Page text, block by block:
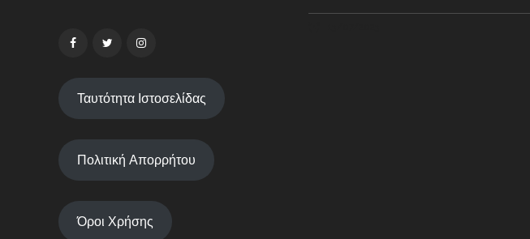
Ταυτότητα Ιστοσελίδας
Πολιτική Απορρήτου
Όροι Χρήσης